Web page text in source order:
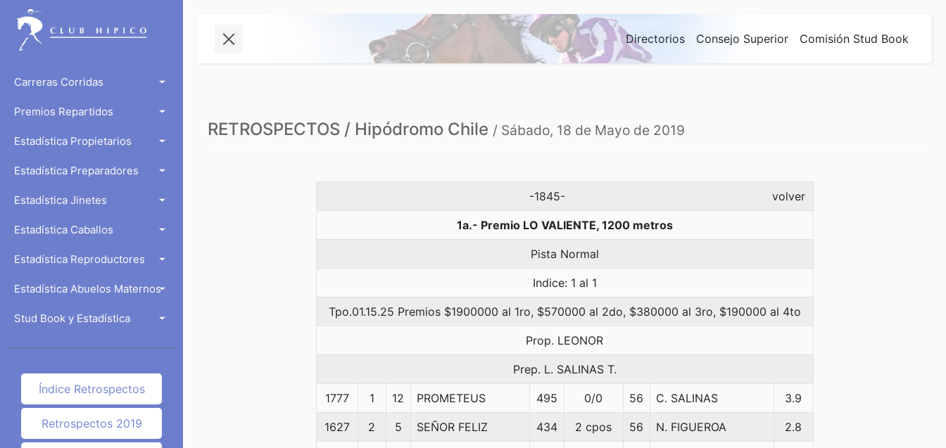
Carreras Corridas
Premios Repartidos
Estadística Propietarios
Estadística Preparadores
Estadística Jinetes
Estadística Caballos
Estadística Reproductores
Estadística Abuelos Maternos
Stud Book y Estadística
Índice Retrospectos
Retrospectos 2019
Directorios Consejo Superior Comisión Stud Book
RETROSPECTOS / Hipódromo Chile / Sábado, 18 de Mayo de 2019
-1845- volver
1a.- Premio LO VALIENTE, 1200 metros
Pista Normal
Indice: 1 al 1
Tpo.01.15.25 Premios $1900000 al 1ro, $570000 al 2do, $380000 al 3ro, $190000 al 4to
Prop. LEONOR
Prep. L. SALINAS T.
1777 1 12 PROMETEUS 495 0/0 56 C. SALINAS 3.9
1627 2 5 SEÑOR FELIZ 434 2 cpos 56 N. FIGUEROA 2.8